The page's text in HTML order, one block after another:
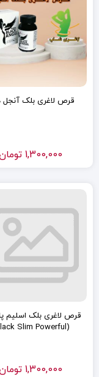
قرص لاغری بلک آنجل
1,300,000
قرص لاغری بلک اسلیم
(Black Slim Powerful)
1,300,000